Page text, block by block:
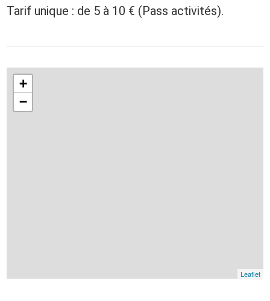
Tarif unique : de 5 à 10 € (Pass activités).
+
−
Leaflet